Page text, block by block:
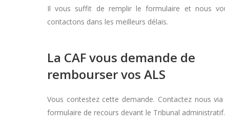
Il vous suffit de remplir le formulaire et nous
contactons dans les meilleurs délais.
La CAF vous demande de
rembourser vos ALS
Vous contestez cette demande. Contactez nous via
formulaire de recours devant le Tribunal administratif.